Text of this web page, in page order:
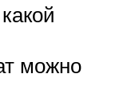
можно